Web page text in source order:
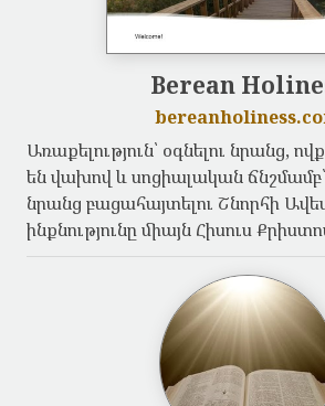
Berean
Առաքելություն՝ օգնելու նրանց,
են վախով և սոցիալական
նրանց բացահայտելու Շնորհի
ինքնությունը միայն Հիսուս